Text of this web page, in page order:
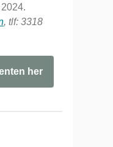
, tlf: 3318
her